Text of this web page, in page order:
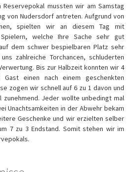
Reservepokal mussten wir am Samstag
von Nudersdorf antreten. Aufgrund von
spielten wir an diesem Tag mit
welche Ihre Sache sehr gut
dem schwer bespielbaren Platz sehr
zahlreiche Torchancen, schluderten
Bis zur Halbzeit konnten wir 4
einen nach einem geschenkten
zogen wir schnell auf 6 zu 1 davon und
zunehmend. Jeder wollte unbedingt mal
Unachtsamkeiten in der Abwehr bekam
Geschenke und wir erzielten selber
7 zu 3 Endstand. Somit stehen wir im